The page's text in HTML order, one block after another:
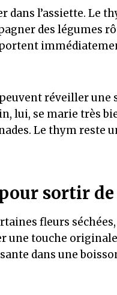
l’assiette. Le
des légumes
réveiller une
lui, se marie très
Le thym reste
pour sortir
fleurs
touche
dans une